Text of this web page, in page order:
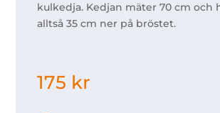
kulkedja. Kedjan mäter 70 cm och
alltså 35 cm ner på bröstet.
175 kr